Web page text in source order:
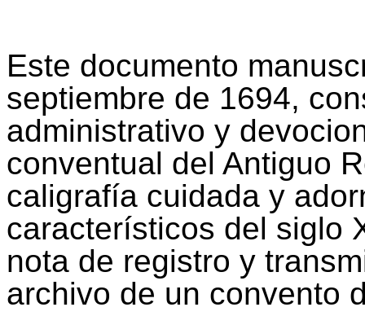
Este documento
septiembre de 1694,
administrativo y
conventual del Antiguo
caligrafía cuidada y
característicos del siglo
nota de registro y
archivo de un convento